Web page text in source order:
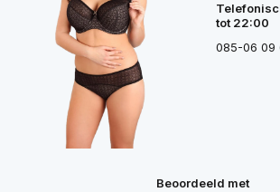
tot 22:00
085-06 09
Beoordeeld met